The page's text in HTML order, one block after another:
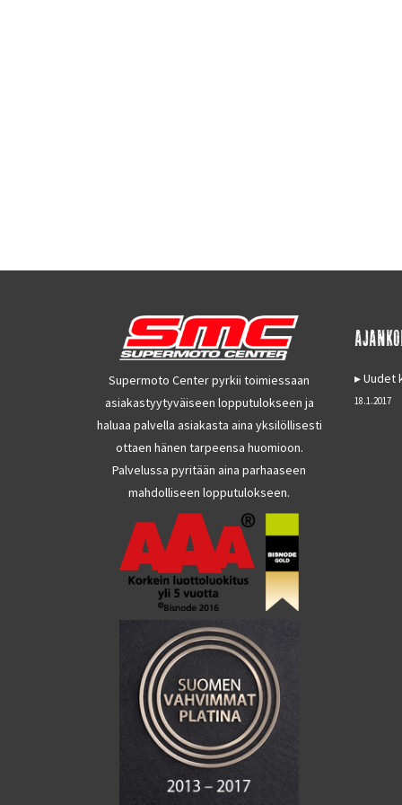
Supermoto Center pyrkii toimiessaan
asiakastyytyväiseen lopputulokseen ja
haluaa palvella asiakasta aina yksilöllisesti
ottaen hänen tarpeensa huomioon.
Palvelussa pyritään aina parhaaseen
mahdolliseen lopputulokseen.
Uudet
18.1.2017